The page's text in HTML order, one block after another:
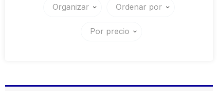
Organizar Ordenar por
Por precio